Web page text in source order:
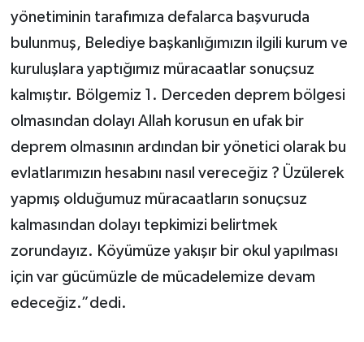
yönetiminin tarafımıza defalarca başvuruda
bulunmuş, Belediye başkanlığımızın ilgili kurum ve
kuruluşlara yaptığımız müracaatlar sonuçsuz
kalmıştır. Bölgemiz 1. Derceden deprem bölgesi
olmasından dolayı Allah korusun en ufak bir
deprem olmasının ardından bir yönetici olarak bu
evlatlarımızın hesabını nasıl vereceğiz ? Üzülerek
yapmış olduğumuz müracaatların sonuçsuz
kalmasından dolayı tepkimizi belirtmek
zorundayız. Köyümüze yakışır bir okul yapılması
için var gücümüzle de mücadelemize devam
edeceğiz.”dedi.